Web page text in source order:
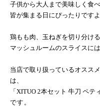
子供から大人まで美味しく食べ
皆が集まる日にぴったりですよ
鶏もも肉、玉ねぎを切り分ける
マッシュルームのスライスに
当店で取り扱っているオスス
は、
「 XITUO 2本セット 牛刀 ペテ
です。